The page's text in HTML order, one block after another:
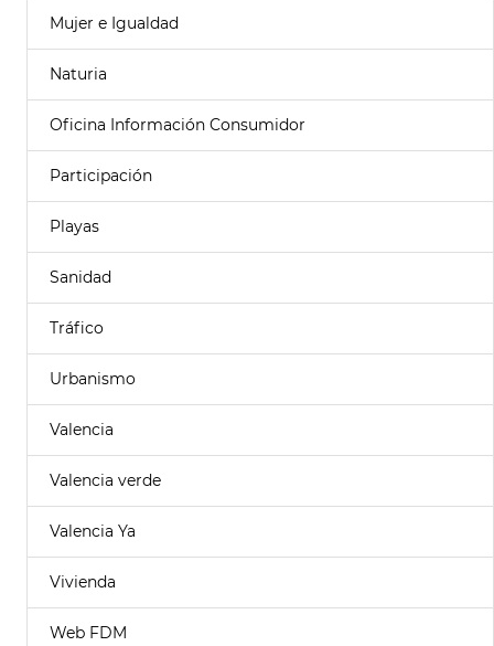
Mujer e Igualdad
Naturia
Oficina Información Consumidor
Participación
Playas
Sanidad
Tráfico
Urbanismo
Valencia
Valencia verde
Valencia Ya
Vivienda
Web FDM